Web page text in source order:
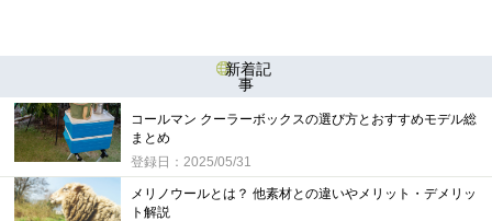
新着記
事
コールマン クーラーボックスの選び方とおすすめモデル総
まとめ
登録日：2025/05/31
メリノウールとは？ 他素材との違いやメリット・デメリッ
ト解説